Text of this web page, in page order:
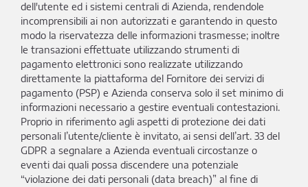
dell'utente ed i sistemi centrali di Azienda, rendendole
incomprensibili ai non autorizzati e garantendo in questo
modo la riservatezza delle informazioni trasmesse; inoltre
le transazioni effettuate utilizzando strumenti di
pagamento elettronici sono realizzate utilizzando
direttamente la piattaforma del Fornitore dei servizi di
pagamento (PSP) e Azienda conserva solo il set minimo di
informazioni necessario a gestire eventuali contestazioni.
Proprio in riferimento agli aspetti di protezione dei dati
personali l’utente/cliente è invitato, ai sensi dell’art. 33 del
GDPR a segnalare a Azienda eventuali circostanze o
eventi dai quali possa discendere una potenziale
“violazione dei dati personali (data breach)” al fine di